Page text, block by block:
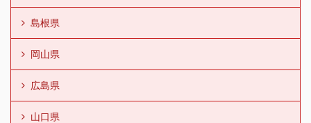
島根県
岡山県
広島県
山口県